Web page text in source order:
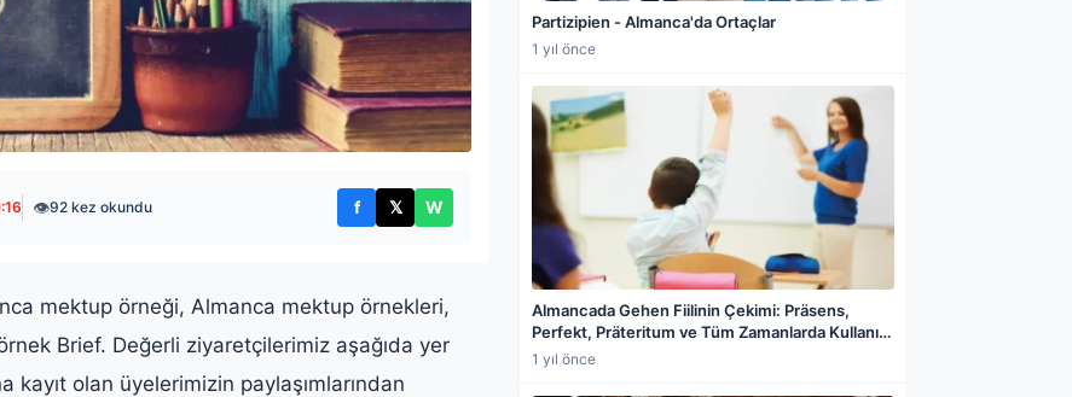
👁92 kez okundu
Facebook'ta paylaş
f
X'te paylaş
𝕏
WhatsApp'ta paylaş
W
mektup örneği, Almanca mektup örnekleri,
Brief. Değerli ziyaretçilerimiz aşağıda yer
olan üyelerimizin paylaşımlarından
Partizipien - Almanca'da Ortaçlar
1 yıl önce
Almancada Gehen Fiilinin Çekimi: Präsens,
Perfekt, Präteritum ve Tüm Zamanlarda Kullanım
Kılavuzu
1 yıl önce